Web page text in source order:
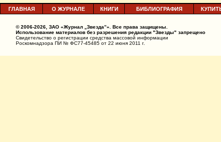
ГЛАВНАЯ О ЖУРНАЛЕ КНИГИ БИБЛИОГРАФИЯ
© 2006-2026, ЗАО «Журнал „Звезда”». Все права защищены.
Использование материалов без разрешения редакции "Звезды" запрещено
Свидетельство о регистрации средства массовой информации
Роскомнадзора ПИ № ФС77-45485 от 22 июня 2011 г.